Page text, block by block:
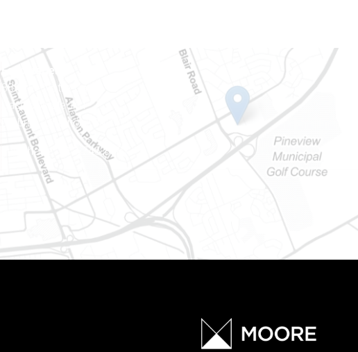
Est ontarien
888, rue Notre-Dame
Case postale 101
Embrun (Ontario) K0A 1W1
Téléphone : 613-745-8387